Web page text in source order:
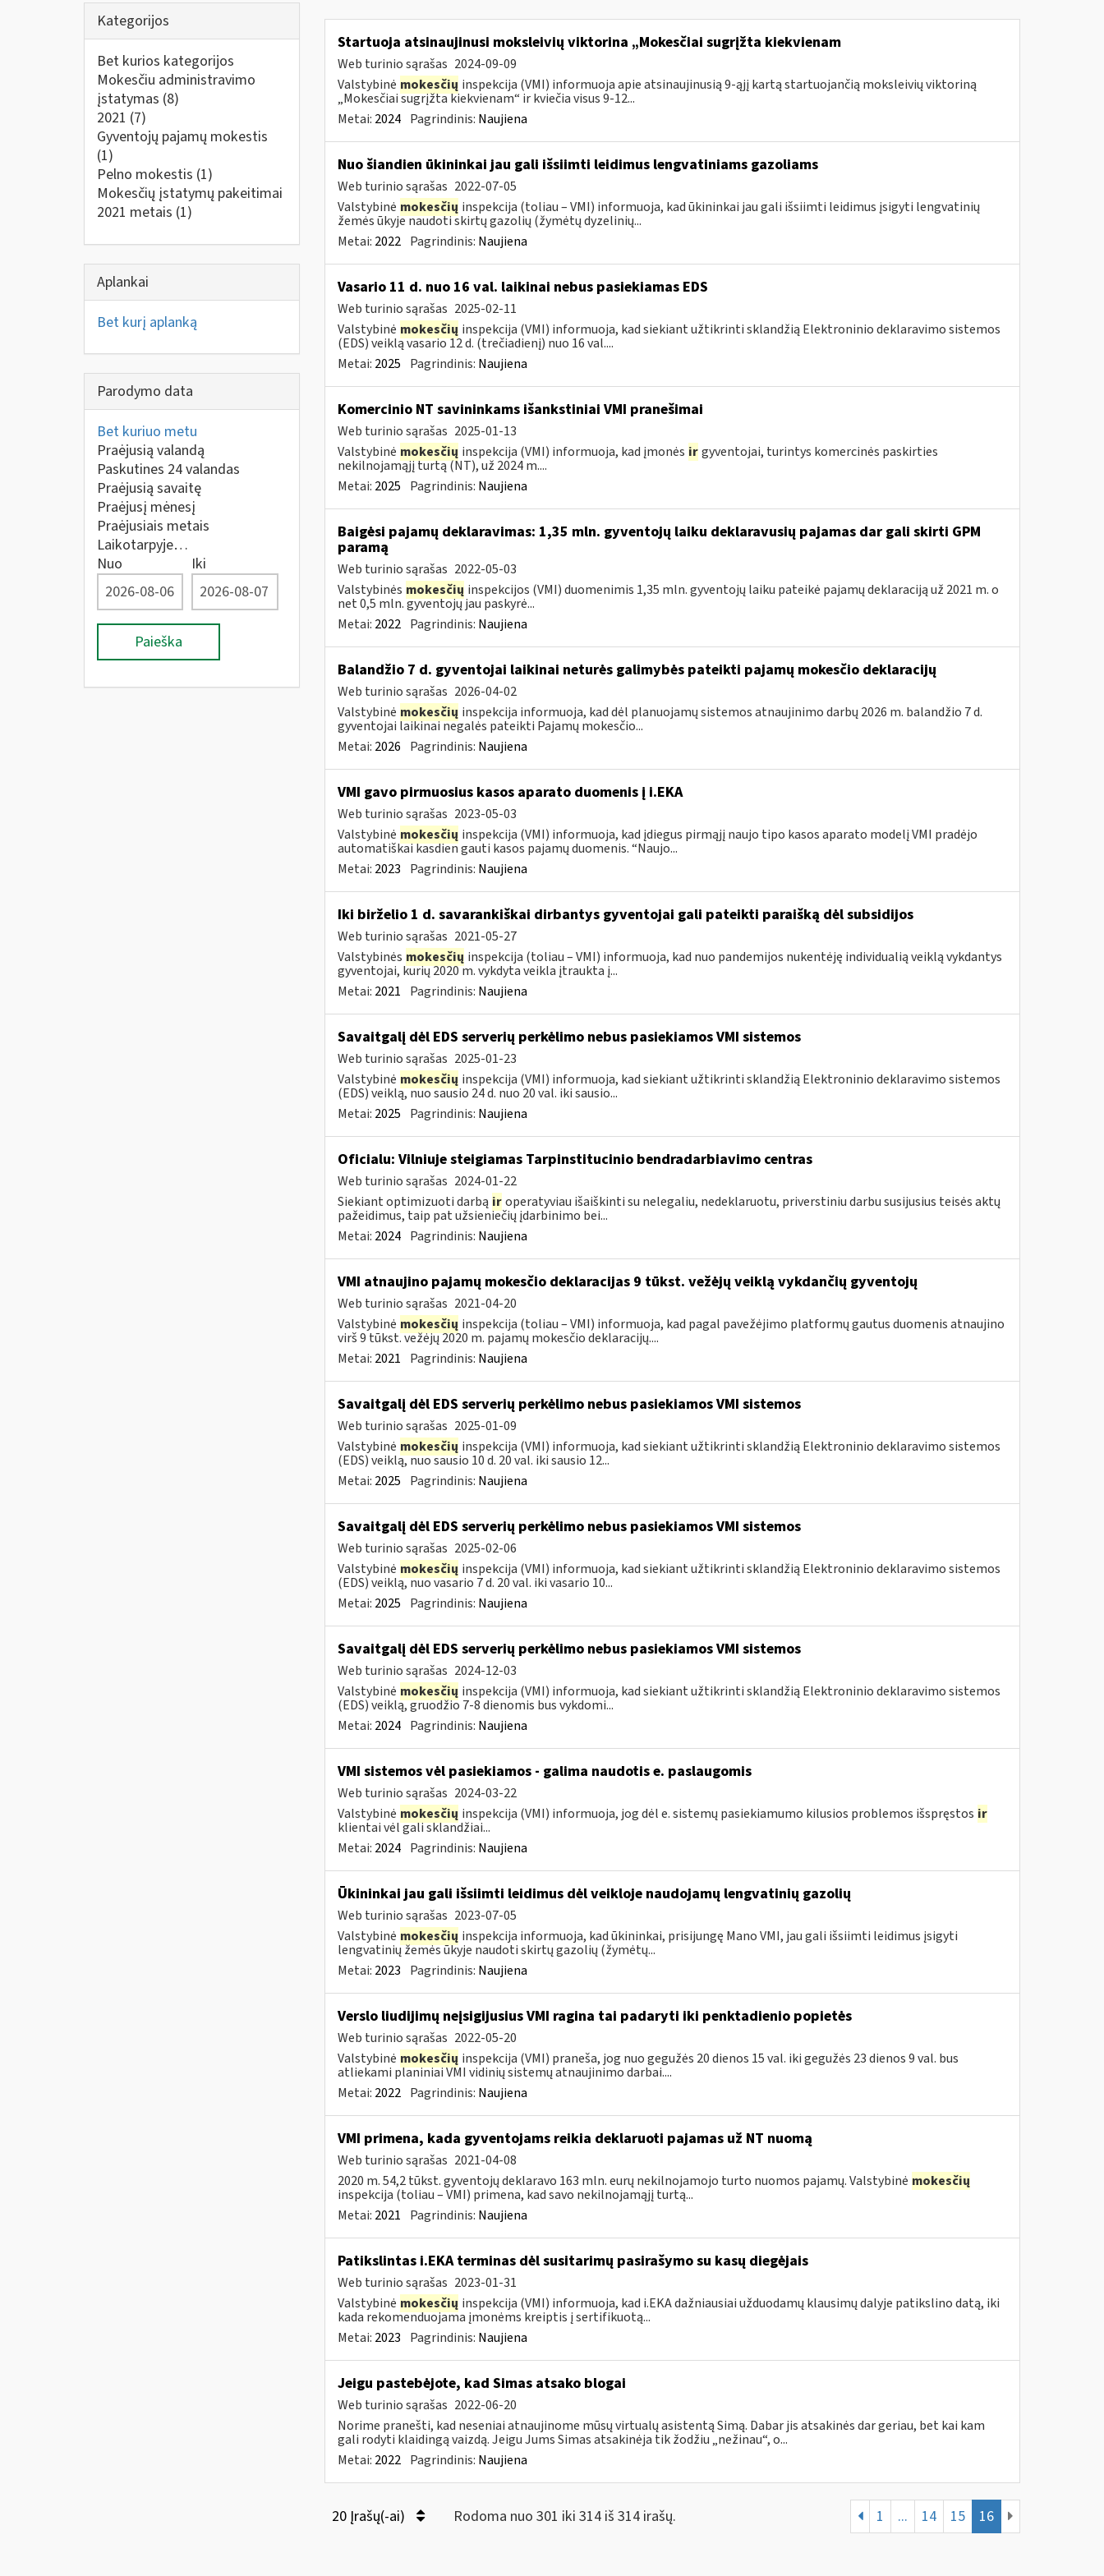
Kategorijos
Bet kurios kategorijos
Mokesčiu administravimo
įstatymas (8)
2021 (7)
Gyventojų pajamų mokestis
(1)
Pelno mokestis (1)
Mokesčių įstatymų pakeitimai
2021 metais (1)
Aplankai
Bet kurį aplanką
Parodymo data
Bet kuriuo metu
Praėjusią valandą
Paskutines 24 valandas
Praėjusią savaitę
Praėjusį mėnesį
Praėjusiais metais
Laikotarpyje…
Nuo
Iki
Paieška
Startuoja atsinaujinusi moksleivių viktorina „Mokesčiai sugrįžta kiekvienam
Web turinio sąrašas 2024-09-09
Valstybinė mokesčių inspekcija (VMI) informuoja apie atsinaujinusią 9-ąjį kartą startuojančią moksleivių viktoriną
„Mokesčiai sugrįžta kiekvienam“ ir kviečia visus 9-12...
Metai: 2024 Pagrindinis: Naujiena
Nuo šiandien ūkininkai jau gali išsiimti leidimus lengvatiniams gazoliams
Web turinio sąrašas 2022-07-05
Valstybinė mokesčių inspekcija (toliau – VMI) informuoja, kad ūkininkai jau gali išsiimti leidimus įsigyti lengvatinių
žemės ūkyje naudoti skirtų gazolių (žymėtų dyzelinių...
Metai: 2022 Pagrindinis: Naujiena
Vasario 11 d. nuo 16 val. laikinai nebus pasiekiamas EDS
Web turinio sąrašas 2025-02-11
Valstybinė mokesčių inspekcija (VMI) informuoja, kad siekiant užtikrinti sklandžią Elektroninio deklaravimo sistemos
(EDS) veiklą vasario 12 d. (trečiadienį) nuo 16 val....
Metai: 2025 Pagrindinis: Naujiena
Komercinio NT savininkams išankstiniai VMI pranešimai
Web turinio sąrašas 2025-01-13
Valstybinė mokesčių inspekcija (VMI) informuoja, kad įmonės ir gyventojai, turintys komercinės paskirties
nekilnojamąjį turtą (NT), už 2024 m....
Metai: 2025 Pagrindinis: Naujiena
Baigėsi pajamų deklaravimas: 1,35 mln. gyventojų laiku deklaravusių pajamas dar gali skirti GPM
paramą
Web turinio sąrašas 2022-05-03
Valstybinės mokesčių inspekcijos (VMI) duomenimis 1,35 mln. gyventojų laiku pateikė pajamų deklaraciją už 2021 m. o
net 0,5 mln. gyventojų jau paskyrė...
Metai: 2022 Pagrindinis: Naujiena
Balandžio 7 d. gyventojai laikinai neturės galimybės pateikti pajamų mokesčio deklaracijų
Web turinio sąrašas 2026-04-02
Valstybinė mokesčių inspekcija informuoja, kad dėl planuojamų sistemos atnaujinimo darbų 2026 m. balandžio 7 d.
gyventojai laikinai negalės pateikti Pajamų mokesčio...
Metai: 2026 Pagrindinis: Naujiena
VMI gavo pirmuosius kasos aparato duomenis į i.EKA
Web turinio sąrašas 2023-05-03
Valstybinė mokesčių inspekcija (VMI) informuoja, kad įdiegus pirmąjį naujo tipo kasos aparato modelį VMI pradėjo
automatiškai kasdien gauti kasos pajamų duomenis. “Naujo...
Metai: 2023 Pagrindinis: Naujiena
Iki birželio 1 d. savarankiškai dirbantys gyventojai gali pateikti paraišką dėl subsidijos
Web turinio sąrašas 2021-05-27
Valstybinės mokesčių inspekcija (toliau – VMI) informuoja, kad nuo pandemijos nukentėję individualią veiklą vykdantys
gyventojai, kurių 2020 m. vykdyta veikla įtraukta į...
Metai: 2021 Pagrindinis: Naujiena
Savaitgalį dėl EDS serverių perkėlimo nebus pasiekiamos VMI sistemos
Web turinio sąrašas 2025-01-23
Valstybinė mokesčių inspekcija (VMI) informuoja, kad siekiant užtikrinti sklandžią Elektroninio deklaravimo sistemos
(EDS) veiklą, nuo sausio 24 d. nuo 20 val. iki sausio...
Metai: 2025 Pagrindinis: Naujiena
Oficialu: Vilniuje steigiamas Tarpinstitucinio bendradarbiavimo centras
Web turinio sąrašas 2024-01-22
Siekiant optimizuoti darbą ir operatyviau išaiškinti su nelegaliu, nedeklaruotu, priverstiniu darbu susijusius teisės aktų
pažeidimus, taip pat užsieniečių įdarbinimo bei...
Metai: 2024 Pagrindinis: Naujiena
VMI atnaujino pajamų mokesčio deklaracijas 9 tūkst. vežėjų veiklą vykdančių gyventojų
Web turinio sąrašas 2021-04-20
Valstybinė mokesčių inspekcija (toliau – VMI) informuoja, kad pagal pavežėjimo platformų gautus duomenis atnaujino
virš 9 tūkst. vežėjų 2020 m. pajamų mokesčio deklaracijų....
Metai: 2021 Pagrindinis: Naujiena
Savaitgalį dėl EDS serverių perkėlimo nebus pasiekiamos VMI sistemos
Web turinio sąrašas 2025-01-09
Valstybinė mokesčių inspekcija (VMI) informuoja, kad siekiant užtikrinti sklandžią Elektroninio deklaravimo sistemos
(EDS) veiklą, nuo sausio 10 d. 20 val. iki sausio 12...
Metai: 2025 Pagrindinis: Naujiena
Savaitgalį dėl EDS serverių perkėlimo nebus pasiekiamos VMI sistemos
Web turinio sąrašas 2025-02-06
Valstybinė mokesčių inspekcija (VMI) informuoja, kad siekiant užtikrinti sklandžią Elektroninio deklaravimo sistemos
(EDS) veiklą, nuo vasario 7 d. 20 val. iki vasario 10...
Metai: 2025 Pagrindinis: Naujiena
Savaitgalį dėl EDS serverių perkėlimo nebus pasiekiamos VMI sistemos
Web turinio sąrašas 2024-12-03
Valstybinė mokesčių inspekcija (VMI) informuoja, kad siekiant užtikrinti sklandžią Elektroninio deklaravimo sistemos
(EDS) veiklą, gruodžio 7-8 dienomis bus vykdomi...
Metai: 2024 Pagrindinis: Naujiena
VMI sistemos vėl pasiekiamos - galima naudotis e. paslaugomis
Web turinio sąrašas 2024-03-22
Valstybinė mokesčių inspekcija (VMI) informuoja, jog dėl e. sistemų pasiekiamumo kilusios problemos išspręstos ir
klientai vėl gali sklandžiai...
Metai: 2024 Pagrindinis: Naujiena
Ūkininkai jau gali išsiimti leidimus dėl veikloje naudojamų lengvatinių gazolių
Web turinio sąrašas 2023-07-05
Valstybinė mokesčių inspekcija informuoja, kad ūkininkai, prisijungę Mano VMI, jau gali išsiimti leidimus įsigyti
lengvatinių žemės ūkyje naudoti skirtų gazolių (žymėtų...
Metai: 2023 Pagrindinis: Naujiena
Verslo liudijimų neįsigijusius VMI ragina tai padaryti iki penktadienio popietės
Web turinio sąrašas 2022-05-20
Valstybinė mokesčių inspekcija (VMI) praneša, jog nuo gegužės 20 dienos 15 val. iki gegužės 23 dienos 9 val. bus
atliekami planiniai VMI vidinių sistemų atnaujinimo darbai....
Metai: 2022 Pagrindinis: Naujiena
VMI primena, kada gyventojams reikia deklaruoti pajamas už NT nuomą
Web turinio sąrašas 2021-04-08
2020 m. 54,2 tūkst. gyventojų deklaravo 163 mln. eurų nekilnojamojo turto nuomos pajamų. Valstybinė mokesčių
inspekcija (toliau – VMI) primena, kad savo nekilnojamąjį turtą...
Metai: 2021 Pagrindinis: Naujiena
Patikslintas i.EKA terminas dėl susitarimų pasirašymo su kasų diegėjais
Web turinio sąrašas 2023-01-31
Valstybinė mokesčių inspekcija (VMI) informuoja, kad i.EKA dažniausiai užduodamų klausimų dalyje patikslino datą, iki
kada rekomenduojama įmonėms kreiptis į sertifikuotą...
Metai: 2023 Pagrindinis: Naujiena
Jeigu pastebėjote, kad Simas atsako blogai
Web turinio sąrašas 2022-06-20
Norime pranešti, kad neseniai atnaujinome mūsų virtualų asistentą Simą. Dabar jis atsakinės dar geriau, bet kai kam
gali rodyti klaidingą vaizdą. Jeigu Jums Simas atsakinėja tik žodžiu „nežinau“, o...
Metai: 2022 Pagrindinis: Naujiena
20 Įrašų(-ai) Rodoma nuo 301 iki 314 iš 314 irašų. 1 ... 14 15 16